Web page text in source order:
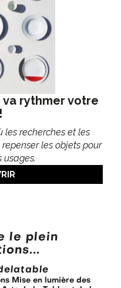
rythmer votre
les recherches et les
les objets pour
usages.
le plein
Mise en lumière des